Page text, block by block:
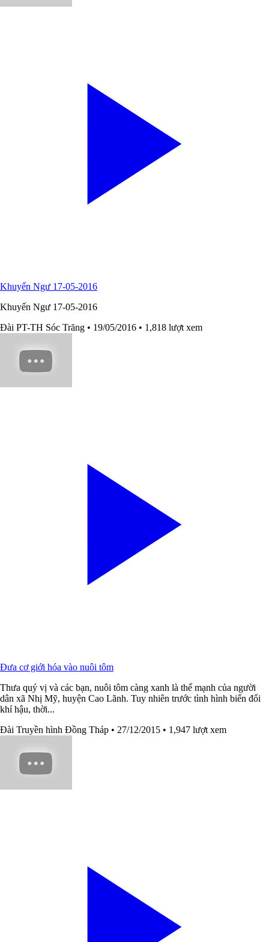
Khuyến Ngư 17-05-2016
Khuyến Ngư 17-05-2016
Đài PT-TH Sóc Trăng • 19/05/2016 • 1,818 lượt xem
Đưa cơ giới hóa vào nuôi tôm
Thưa quý vị và các bạn, nuôi tôm càng xanh là thế mạnh của người
dân xã Nhị Mỹ, huyện Cao Lãnh. Tuy nhiên trước tình hình biến đổi
khí hậu, thời...
Đài Truyền hình Đồng Tháp • 27/12/2015 • 1,947 lượt xem